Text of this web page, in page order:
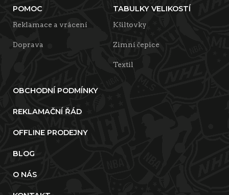
POMOC
Reklamace a vrácení
Doprava
TABULKY VELIKOSTÍ
Kšiltovky
Zimní čepice
Textil
OBCHODNÍ PODMÍNKY
REKLAMAČNÍ ŘÁD
OFFLINE PRODEJNY
BLOG
O NÁS